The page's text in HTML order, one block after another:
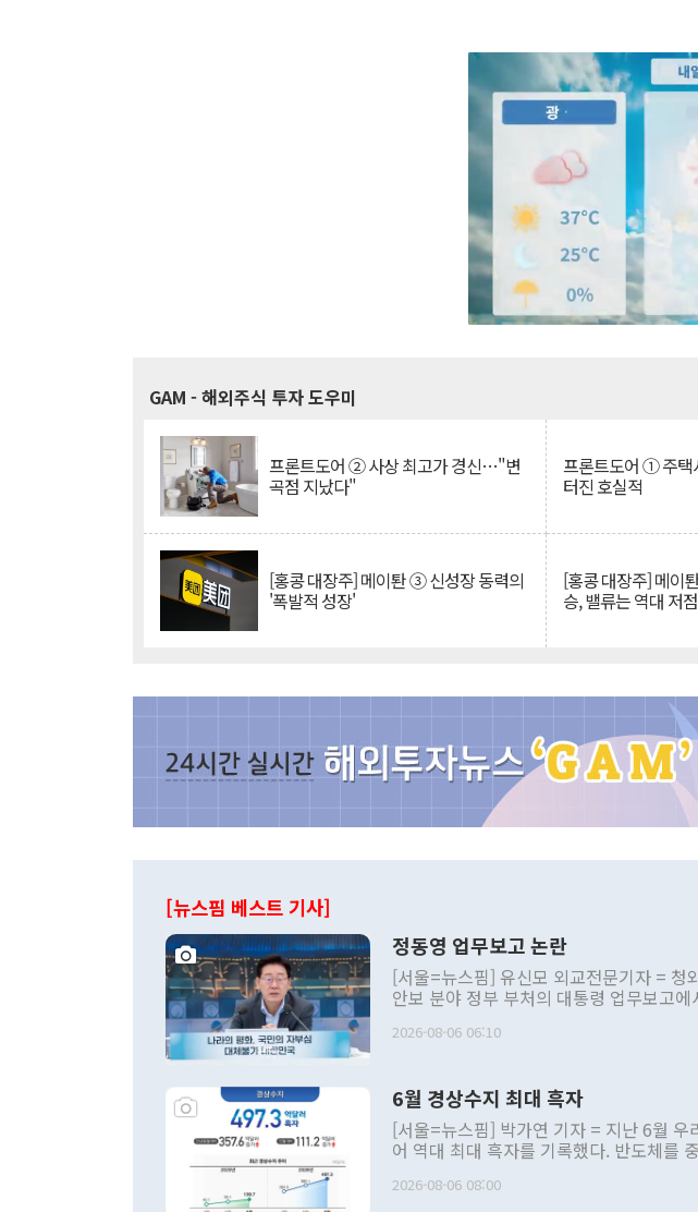
GAM - 해외주식 투자 도우미
프론트도어 ② 사상 최고가 경신…"변
곡점 지났다"
프론트도어 ① 주택
터진 호실적
[홍콩 대장주] 메이퇀 ③ 신성장 동력의
'폭발적 성장'
[홍콩 대장주] 메이
승, 밸류는 역대 저점
[뉴스핌 베스트 기사]
정동영 업무보고 논란
[서울=뉴스핌] 유신모 외교전문기자 = 청
안보 분야 정부 부처의 대통령 업무보고
발언 중에는 정부 내 조율을 거치지 않은
주의적 희망에 근거한 비현실적 구상'이라
관의 대북 정책 관련 발언이 물의를 빚은
관 부처 장관이 공개적으로 부정적 입장
관의 무리한 대북 접근법과 월권을 제어해
다. [정동영 통일부 장관이 지난달 23일 오후 서울 종로구 정부서울청사에
2026-08-06 06:10
6월 경상수지 최대 흑자
[서울=뉴스핌] 박가연 기자 = 지난 6월 우
어 역대 최대 흑자를 기록했다. 반도체를
료=한국은행] 한국은행이 6일 발표한 '2026년 6월 국제수지(잠정)'에 따르
2026-08-06 08:00